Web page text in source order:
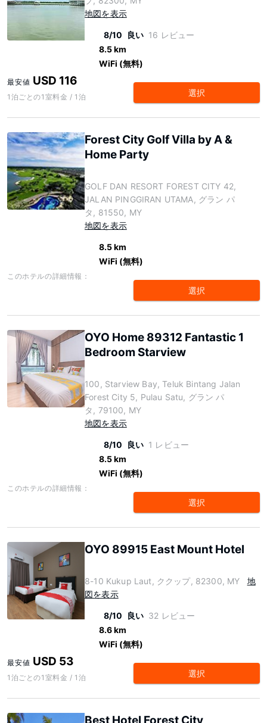
地図を表示
8/10 良い 16 レビュー
8.5 km
WiFi (無料)
最安値 USD 116
1泊ごとの1室料金 / 1泊 選択
Forest City Golf Villa by A &
Home Party
GOLF DAN RESORT FOREST CITY 42,
JALAN PINGGIRAN UTAMA, グラン パ
タ, 81550, MY
地図を表示
8.5 km
WiFi (無料)
このホテルの詳細情報：
選択
OYO Home 89312 Fantastic 1
Bedroom Starview
100, Starview Bay, Teluk Bintang Jalan
Forest City 5, Pulau Satu, グラン パ
タ, 79100, MY
地図を表示
8/10 良い 1 レビュー
8.5 km
WiFi (無料)
このホテルの詳細情報：
選択
OYO 89915 East Mount Hotel
8-10 Kukup Laut, ククップ, 82300, MY
地
図を表示
8/10 良い 32 レビュー
8.6 km
WiFi (無料)
最安値 USD 53
1泊ごとの1室料金 / 1泊 選択